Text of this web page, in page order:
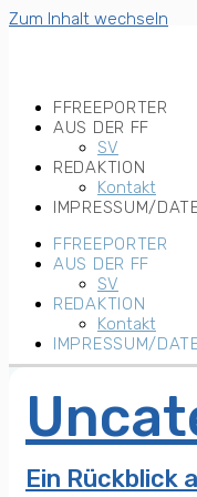
Zum Inhalt wechseln
FFREEPORTER
AUS DER FF
SV
REDAKTION
Kontakt
IMPRESSUM/
FFREEPORTER
AUS DER FF
SV
REDAKTION
Kontakt
IMPRESSUM/
Ein Rückblick